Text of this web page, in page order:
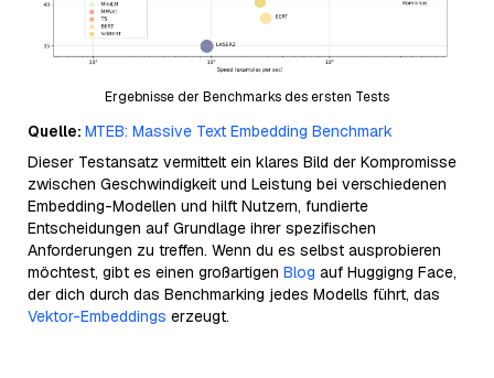
Ergebnisse der Benchmarks des ersten Tests
Quelle: MTEB: Massive Text Embedding Benchmark
Dieser Testansatz vermittelt ein klares Bild der Kompromisse
zwischen Geschwindigkeit und Leistung bei verschiedenen
Embedding-Modellen und hilft Nutzern, fundierte
Entscheidungen auf Grundlage ihrer spezifischen
Anforderungen zu treffen. Wenn du es selbst ausprobieren
möchtest, gibt es einen großartigen Blog auf Huggigng Face,
der dich durch das Benchmarking jedes Modells führt, das
Vektor-Embeddings erzeugt.